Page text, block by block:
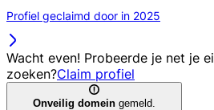
Profiel geclaimd door in 2025
Wacht even! Probeerde je net je
zoeken?Claim profiel
Onveilig domein gemeld.